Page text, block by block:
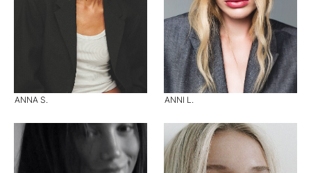
ANNA S. ANNI L.